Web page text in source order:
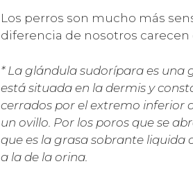
Los perros son mucho más
diferencia de nosotros
* La glándula sudorípara es
está situada en la dermis y
cerrados por el extremo inferior
un ovillo. Por los poros que se
que es la grasa sobrante liquida
a la de la orina.